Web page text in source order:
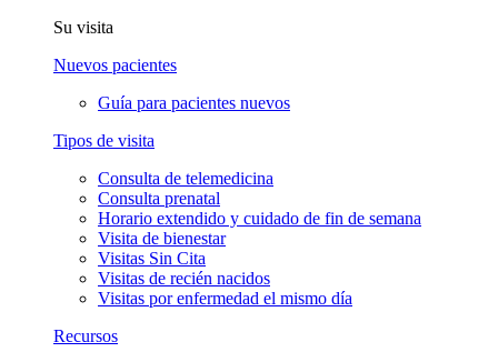
Su visita
Nuevos pacientes
Guía para pacientes nuevos
Tipos de visita
Consulta de telemedicina
Consulta prenatal
Horario extendido y cuidado de fin de semana
Visita de bienestar
Visitas Sin Cita
Visitas de recién nacidos
Visitas por enfermedad el mismo día
Recursos